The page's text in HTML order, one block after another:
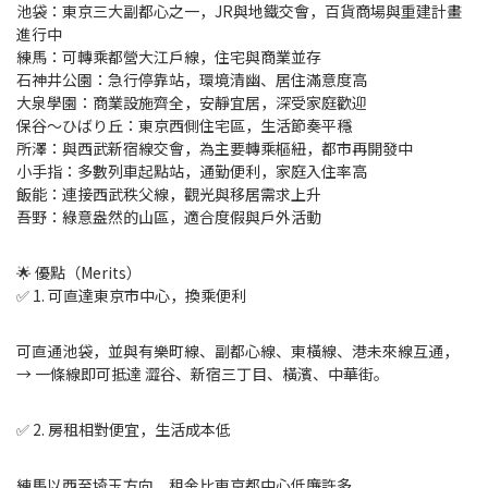
池袋：東京三大副都心之一，JR與地鐵交會，百貨商場與重建計畫
進行中
練馬：可轉乘都營大江戶線，住宅與商業並存
石神井公園：急行停靠站，環境清幽、居住滿意度高
大泉學園：商業設施齊全，安靜宜居，深受家庭歡迎
保谷～ひばり丘：東京西側住宅區，生活節奏平穩
所澤：與西武新宿線交會，為主要轉乘樞紐，都市再開發中
小手指：多數列車起點站，通勤便利，家庭入住率高
飯能：連接西武秩父線，觀光與移居需求上升
吾野：綠意盎然的山區，適合度假與戶外活動
🌟 優點（Merits）
✅ 1. 可直達東京市中心，換乘便利
可直通池袋，並與有樂町線、副都心線、東橫線、港未來線互通，
→ 一條線即可抵達 澀谷、新宿三丁目、橫濱、中華街。
✅ 2. 房租相對便宜，生活成本低